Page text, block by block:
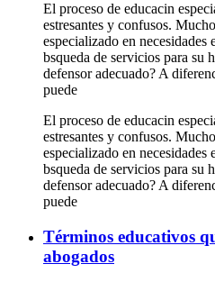
El proceso de educacin
estresantes y confusos.
especializado en necesidades
bsqueda de servicios para su
defensor adecuado? A
puede
El proceso de educacin
estresantes y confusos.
especializado en necesidades
bsqueda de servicios para su
defensor adecuado? A
puede
Términos educativos
abogados